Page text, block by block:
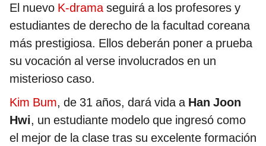
El nuevo K-dramaseguirá a los profesores y
estudiantes de derecho de la facultad coreana
más prestigiosa. Ellos deberán poner a prueba
su vocación al verse involucrados en un
misterioso caso.
Kim Bum, de 31 años, dará vida a Han Joon
Hwi, un estudiante modelo que ingresó como
el mejor de la clase tras su excelente formación